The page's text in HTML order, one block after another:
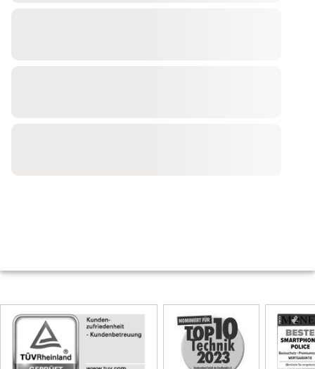
Skip
Siegel